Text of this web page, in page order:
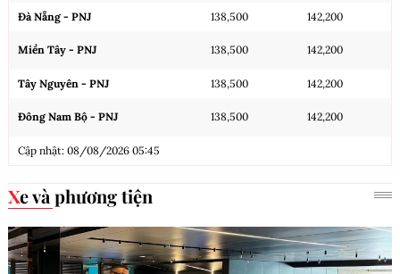
Đà Nẵng - PNJ 138,500 142,200
Miền Tây - PNJ 138,500 142,200
Tây Nguyên - PNJ 138,500 142,200
Đông Nam Bộ - PNJ 138,500 142,200
Cập nhật: 08/08/2026 05:45
Xe và phương tiện